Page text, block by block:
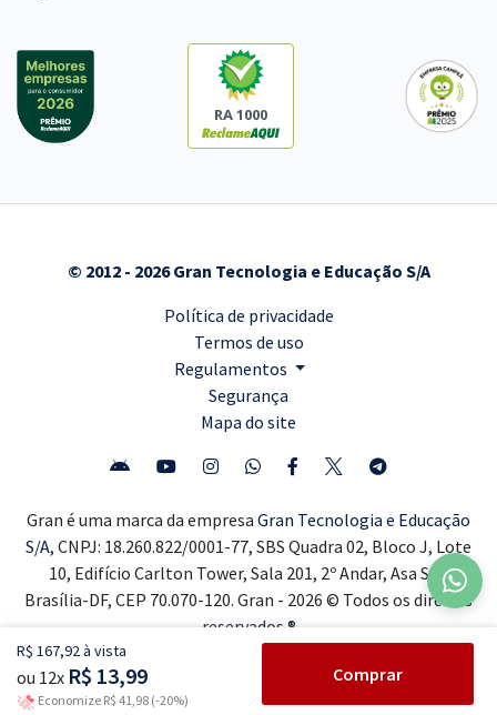
R$ 167,92 à vista
ou 12x R$ 13,99
Economize R$ 41,98 (-20%)
Comprar
RA 1000
© 2012 - 2026 Gran Tecnologia e Educação S/A
Política de privacidade
Termos de uso
Regulamentos
Segurança
Mapa do site
Gran é uma marca da empresa Gran Tecnologia e Educação
S/A, CNPJ: 18.260.822/0001-77, SBS Quadra 02, Bloco J, Lote
10, Edifício Carlton Tower, Sala 201, 2º Andar, Asa Sul,
Brasília-DF, CEP 70.070-120. Gran - 2026 © Todos os direitos
reservados ®